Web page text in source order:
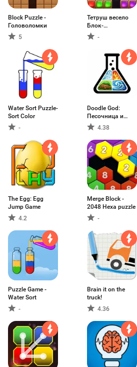
Block Puzzle -
Головоломки
5
Тетруш весело
Блок-
головоломка
-
Water Sort Puzzle-
Sort Color
-
Doodle God:
Песочница и
крафт
4.38
The Egg: Egg
Jump Game
4.2
Merge Block -
2048 Hexa puzzle
-
Puzzle Game -
Water Sort
-
Brain it on the
truck!
4.36